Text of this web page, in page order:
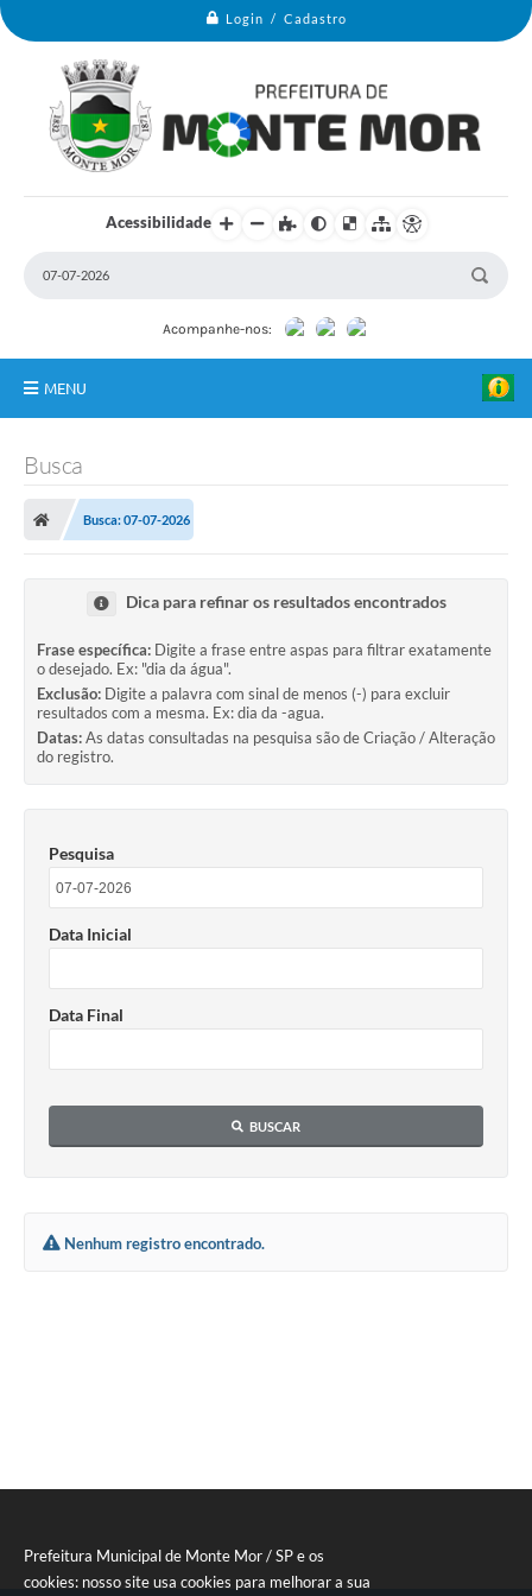
Prefeitura Municipal de Monte Mor / SP e os
cookies: nosso site usa cookies para melhorar a sua
Login / Cadastro
Acessibilidade
Acompanhe-nos:
MENU
Transparência
Portal do Cidadão
Editais
A Prefeitura
Contratos
Legislação
Arquivos para Download
Telefones Úteis
Busca
Busca: 07-07-2026
Dica para refinar os resultados encontrados
Frase específica: Digite a frase entre aspas para filtrar exatamente
o desejado. Ex: "dia da água".
Exclusão: Digite a palavra com sinal de menos (-) para excluir
resultados com a mesma. Ex: dia da -agua.
Datas:As datas consultadas na pesquisa são de Criação / Alteração
do registro.
Pesquisa
Data Inicial
Data Final
BUSCAR
Nenhum registro encontrado.